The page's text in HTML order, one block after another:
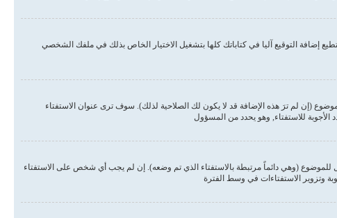
إضافة التوقيع آليا في كتاباتك كلها بتشغيل الاختيار الخاص بذلك في ملفك الشخصي
(إن لم ترَ هذه الإضافة قد لا يكون لك الصلاحية لذلك). سوف ترى عنوان الاستفتاء
للاستفتاء, وهو يحدد من المسؤول
للموضوع (وهي دائماً مرتبطة بالاستفتاء الذي تم وضعه). إن لم يجب أي شخص على الاستفتاء
وتزوير الاستفتاءات في وسط الفترة